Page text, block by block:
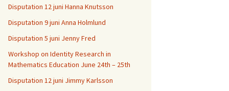
Disputation 12 juni Hanna Knutsson
Disputation 9 juni Anna Holmlund
Disputation 5 juni Jenny Fred
Workshop on Identity Research in
Mathematics Education June 24th – 25th
Disputation 12 juni Jimmy Karlsson